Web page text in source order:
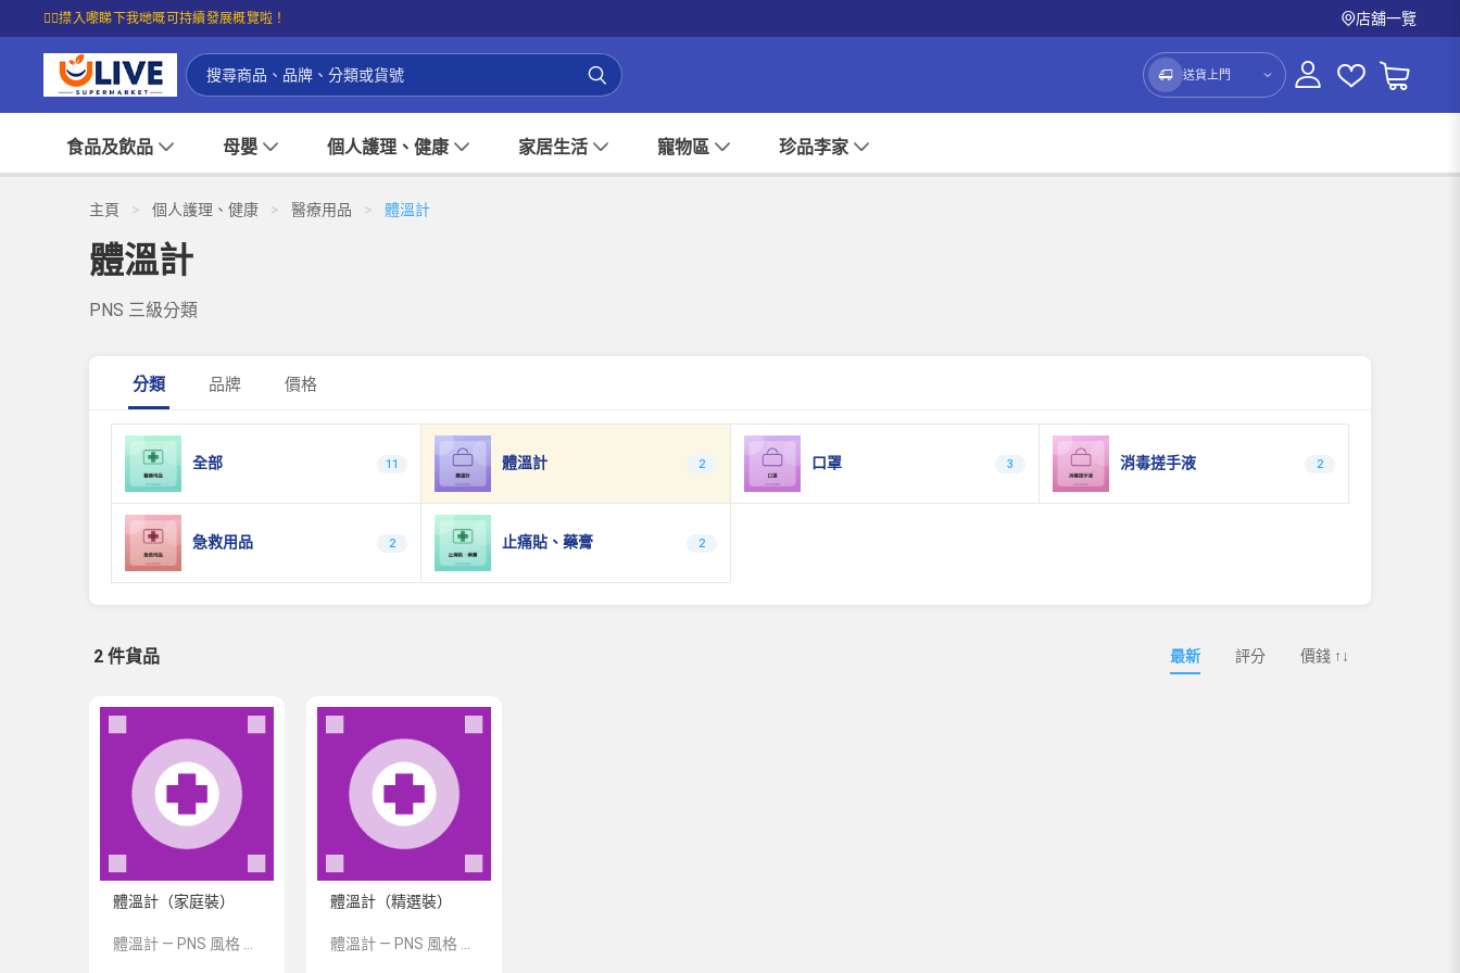
☝🏼㩒入嚟睇下我哋嘅可持續發展概覽啦！ 店舖一覽
送貨上門
食品及飲品 母嬰 個人護理、健康 家居生活 寵物區 珍品李家
主頁 > 個人護理、健康 > 醫療用品 > 體溫計
體溫計
PNS 三級分類
分類 品牌 價格
全部 11 體溫計 2 口罩 3 消毒搓手液 2
急救用品 2 止痛貼、藥膏 2
2 件貨品 最新 評分 價錢 ↑↓
體溫計（家庭裝） 體溫計（精選裝）